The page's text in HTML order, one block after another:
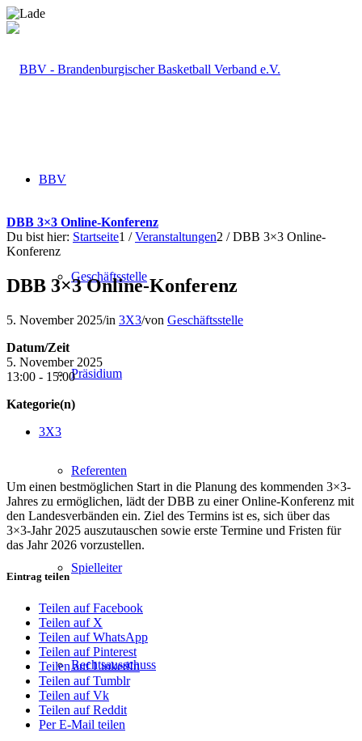
BBV
Geschäftsstelle
Präsidium
Referenten
Spielleiter
Rechtsausschuss
DBB 3×3 Online-Konferenz
Du bist hier: Startseite1 / Veranstaltungen2 / DBB 3×3 Online-
Konferenz
DBB 3×3 Online-Konferenz
5. November 2025/in 3X3/von Geschäftsstelle
Datum/Zeit
5. November 2025
13:00 - 15:00
Kategorie(n)
3X3
Um einen bestmöglichen Start in die Planung des kommenden 3×3-
Jahres zu ermöglichen, lädt der DBB zu einer Online-Konferenz mit
den Landesverbänden ein. Ziel des Termins ist es, sich über das
3×3-Jahr 2025 auszutauschen sowie erste Termine und Fristen für
das Jahr 2026 vorzustellen.
Eintrag teilen
Teilen auf Facebook
Teilen auf X
Teilen auf WhatsApp
Teilen auf Pinterest
Teilen auf LinkedIn
Teilen auf Tumblr
Teilen auf Vk
Teilen auf Reddit
Per E-Mail teilen